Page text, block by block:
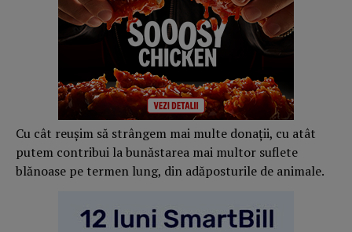
Cu cât reușim să strângem mai multe donații, cu atât
putem contribui la bunăstarea mai multor suflete
blănoase pe termen lung, din adăposturile de animale.